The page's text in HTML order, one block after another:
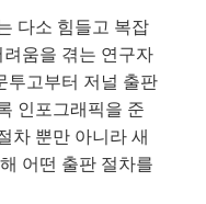
다소 힘들고 복잡
움을 겪는 연구자
투고부터 저널 출판
인포그래픽을 준
차 뿐만 아니라 새
어떤 출판 절차를